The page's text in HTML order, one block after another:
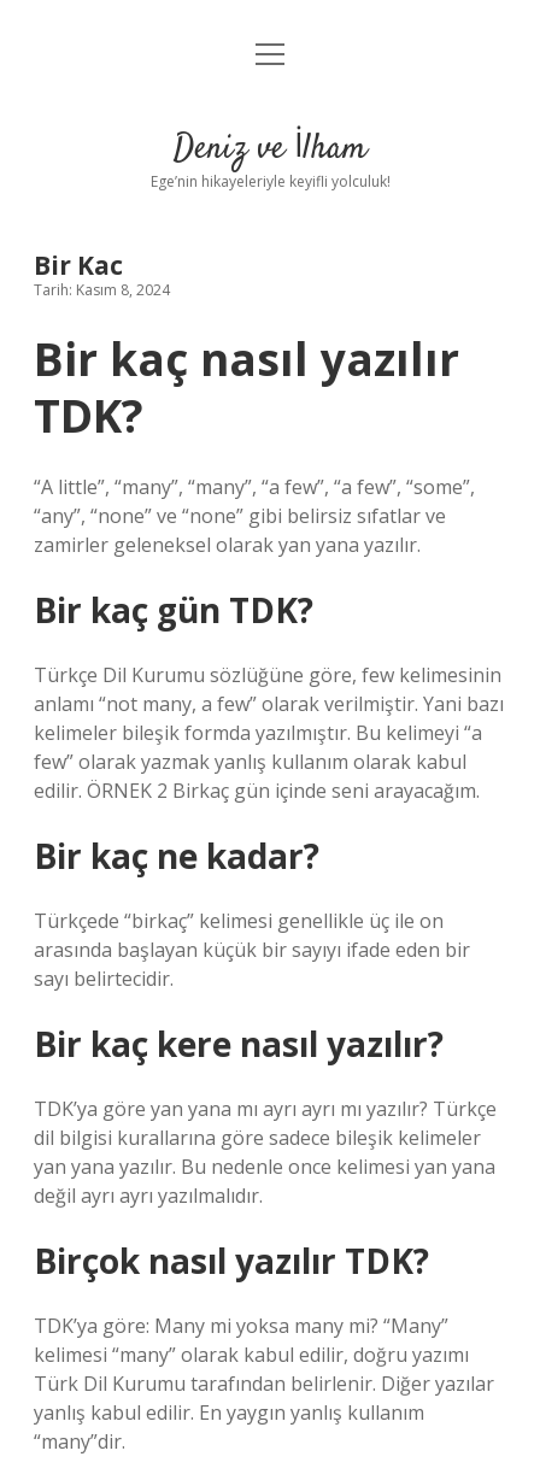
Anasayfa
Yasal Uyarı
menüyü
Deniz ve İlham
Ege’nin hikayeleriyle keyifli yolculuk!
Bir Kac
Tarih: Kasım 8, 2024
Bir kaç nasıl yazılır
TDK?
“A little”, “many”, “many”, “a few”, “a few”, “some”,
“any”, “none” ve “none” gibi belirsiz sıfatlar ve
zamirler geleneksel olarak yan yana yazılır.
Bir kaç gün TDK?
Türkçe Dil Kurumu sözlüğüne göre, few kelimesinin
anlamı “not many, a few” olarak verilmiştir. Yani bazı
kelimeler bileşik formda yazılmıştır. Bu kelimeyi “a
few” olarak yazmak yanlış kullanım olarak kabul
edilir. ÖRNEK 2 Birkaç gün içinde seni arayacağım.
Bir kaç ne kadar?
Türkçede “birkaç” kelimesi genellikle üç ile on
arasında başlayan küçük bir sayıyı ifade eden bir
sayı belirtecidir.
Bir kaç kere nasıl yazılır?
TDK’ya göre yan yana mı ayrı ayrı mı yazılır? Türkçe
dil bilgisi kurallarına göre sadece bileşik kelimeler
yan yana yazılır. Bu nedenle once kelimesi yan yana
değil ayrı ayrı yazılmalıdır.
Birçok nasıl yazılır TDK?
TDK’ya göre: Many mi yoksa many mi? “Many”
kelimesi “many” olarak kabul edilir, doğru yazımı
Türk Dil Kurumu tarafından belirlenir. Diğer yazılar
yanlış kabul edilir. En yaygın yanlış kullanım
“many”dir.